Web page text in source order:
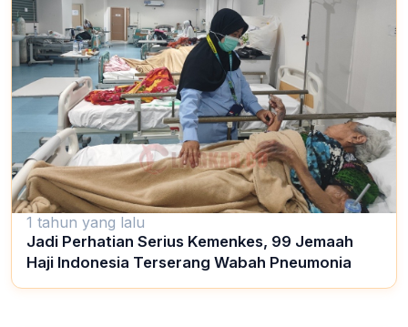
1 tahun yang lalu
Jadi Perhatian Serius Kemenkes, 99 Jemaah
Haji Indonesia Terserang Wabah Pneumonia